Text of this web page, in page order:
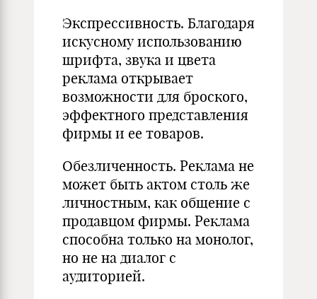
Экспрессивность. Благодаря
искусному использованию
шрифта, звука и цвета
реклама открывает
возможности для броского,
эффектного представления
фирмы и ее товаров.
Обезличенность. Реклама не
может быть актом столь же
личностным, как общение с
продавцом фирмы. Реклама
способна только на монолог,
но не на диалог с
аудиторией.